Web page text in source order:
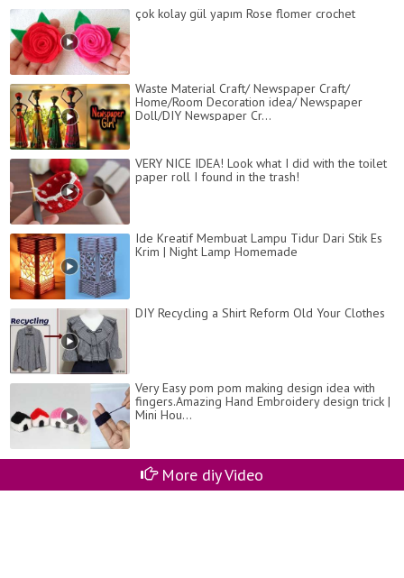
çok kolay gül yapım Rose flomer crochet
Waste Material Craft/ Newspaper Craft/
Home/Room Decoration idea/ Newspaper
Doll/DIY Newspaper Cr...
VERY NICE IDEA! Look what I did with the toilet
paper roll I found in the trash!
Ide Kreatif Membuat Lampu Tidur Dari Stik Es
Krim | Night Lamp Homemade
DIY Recycling a Shirt Reform Old Your Clothes
Very Easy pom pom making design idea with
fingers.Amazing Hand Embroidery design trick |
Mini Hou...
More diy Video